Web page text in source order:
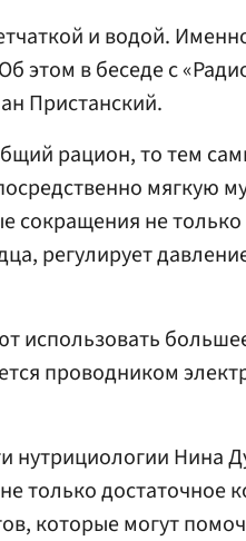
и водой.
этом в беседе с
Пристанский.
рацион, то тем
мягкую
сокращения не
регулирует
использовать
проводником
нутрициологии Нина
только достаточное
которые могут